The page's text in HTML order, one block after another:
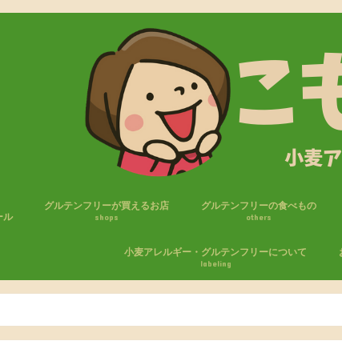
ル
グルテンフリーが買えるお店
shops
コンビニのグルテンフリー商品 セブンイレブン
ファミリーマート
ローソン
ローソンストア100
グルテンフリーの食べもの
others
小麦アレルギー・グルテンフリーについて
labeling
わたしの小麦アレルギー体験 エピ
気を
小麦アレルギーの生活